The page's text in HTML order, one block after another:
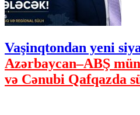
Vaşinqtondan yeni
Azərbaycan–ABŞ
və Cənubi Qafqazda